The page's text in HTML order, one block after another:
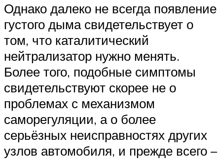
Однако далеко не всегда появление
густого дыма свидетельствует о
том, что каталитический
нейтрализатор нужно менять.
Более того, подобные симптомы
свидетельствуют скорее не о
проблемах с механизмом
саморегуляции, а о более
серьёзных неисправностях других
узлов автомобиля, и прежде всего –